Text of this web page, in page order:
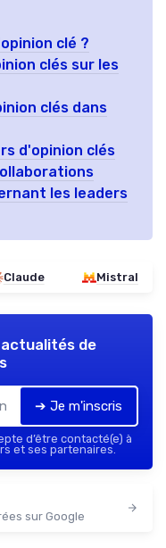
clé ?
clés sur les
clés dans
d'opinion clés
les leaders
Claude Mistral
de
➔ Je m'inscris
d’être contacté(e) à
et ses partenaires.
sur Google